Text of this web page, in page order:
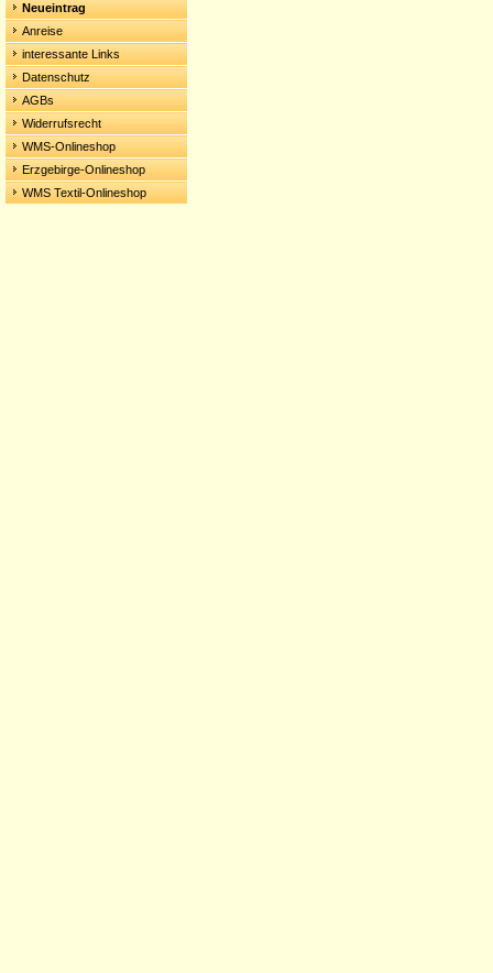
Neueintrag
Anreise
interessante Links
Datenschutz
AGBs
Widerrufsrecht
WMS-Onlineshop
Erzgebirge-Onlineshop
WMS Textil-Onlineshop